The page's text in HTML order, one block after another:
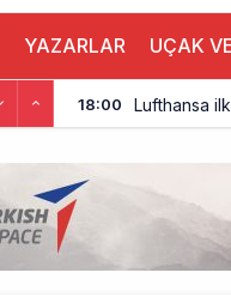
YAZARLAR UÇAK
18:00 Lufthansa
British
Çiti aştı,